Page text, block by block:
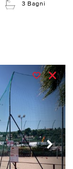
3 Bagni